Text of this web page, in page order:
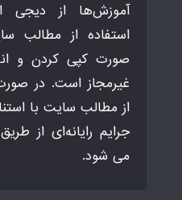
آموزش‌ها از دیجی
استفاده از مطالب
صورت کپی کردن و
غیرمجاز است. در
از مطالب سایت با
جرایم رایانه‌ای از
می شود.